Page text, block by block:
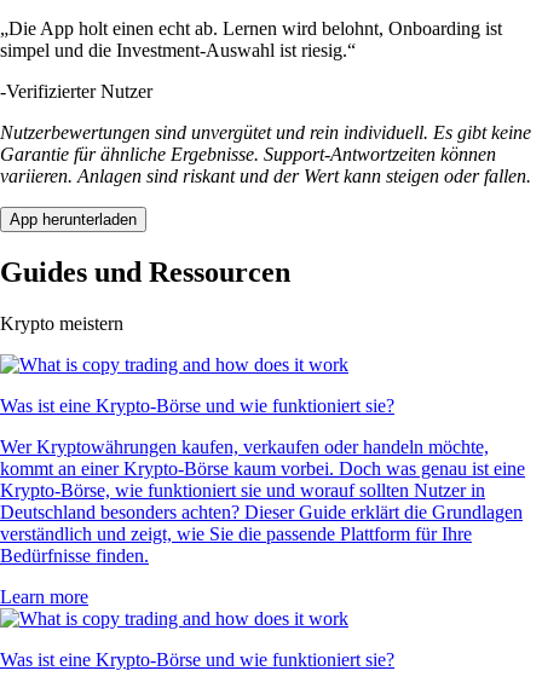
„Die App holt einen echt ab. Lernen wird belohnt, Onboarding ist
simpel und die Investment-Auswahl ist riesig.“
-Verifizierter Nutzer
Nutzerbewertungen sind unvergütet und rein individuell. Es gibt keine
Garantie für ähnliche Ergebnisse. Support-Antwortzeiten können
variieren. Anlagen sind riskant und der Wert kann steigen oder fallen.
App herunterladen
Guides und Ressourcen
Krypto meistern
Was ist eine Krypto-Börse und wie funktioniert sie?
Wer Kryptowährungen kaufen, verkaufen oder handeln möchte,
kommt an einer Krypto-Börse kaum vorbei. Doch was genau ist eine
Krypto-Börse, wie funktioniert sie und worauf sollten Nutzer in
Deutschland besonders achten? Dieser Guide erklärt die Grundlagen
verständlich und zeigt, wie Sie die passende Plattform für Ihre
Bedürfnisse finden.
Learn more
Was ist eine Krypto-Börse und wie funktioniert sie?